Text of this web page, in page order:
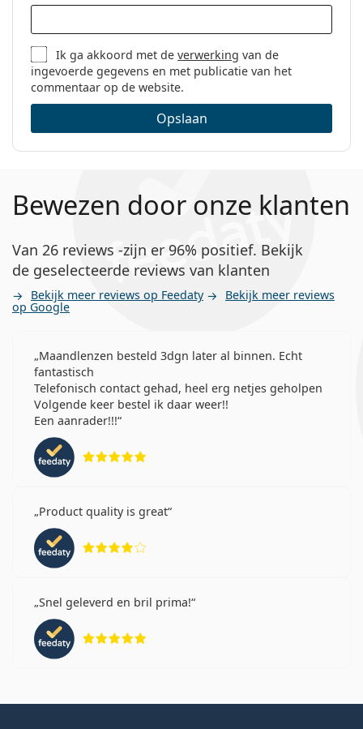
Ik ga akkoord met deverwerking van de
ingevoerde gegevens en met publicatie van het
commentaar op de website.
Opslaan
Bewezen door onze klanten
Van 26 reviews -zijn er 96% positief. Bekijk
de geselecteerde reviews van klanten
Bekijk meer reviews op Feedaty Bekijk meer reviews
op Google
Maandlenzen besteld 3dgn later al binnen. Echt
fantastisch
Telefonisch contact gehad, heel erg netjes geholpen
Volgende keer bestel ik daar weer!!
Een aanrader!!!
Product quality is great
Snel geleverd en bril prima!